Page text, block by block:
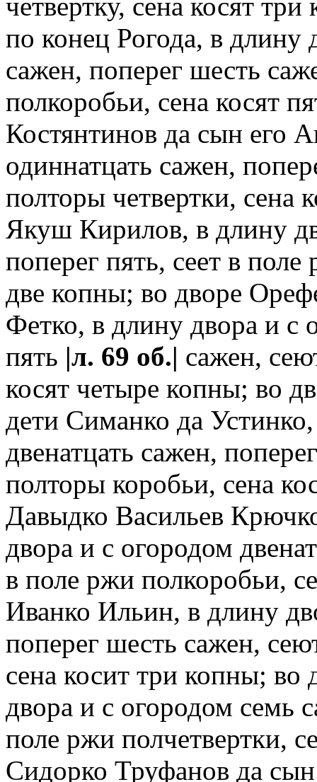
по конец Рогода, в длину
сажен, поперег шесть
полкоробьи, сена ко­сят
Костянтинов да сын его
одиннатцать сажен,
полторы четвертки, сена
Якуш Кирилов, в длину
поперег пять, сеет в
две копны; во дворе
Фетко, в длину двора и с
пять |л. 69 об.| сажен,
косят четыре копны; во
дети Симанко да
двенатцать сажен,
полторы коробьи, сена
Давыдко Васильев
двора и с огородом
в поле ржи полкоробьи,
Иванко Ильин, в длину
поперег шесть сажен,
сена косит три копны;
двора и с огородом семь
поле ржи полчетвертки,
Сидорко Труфанов да